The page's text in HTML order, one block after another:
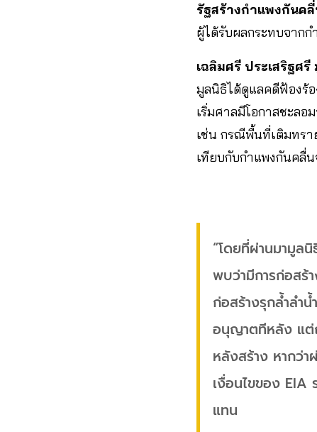
รัฐสร้างกำแพงกันคลื่
ผู้ได้รับผลกระทบจากก
เฉลิมศรี ประเสริฐศรี
มูลนิธิได้ดูแลคดีฟ้องร้
เริ่มศาลมีโอกาสชะล
เช่น กรณีพื้นที่เติมทรา
เทียบกับกำแพงกันคลื่
“โดยที่ผ่านมามูล
พบว่ามีการก่อสร้
ก่อสร้างรุกล้ำลำ
อนุญาตทีหลัง แต่
หลังสร้าง หากว่า
เงื่อนไขของ EIA
แทน